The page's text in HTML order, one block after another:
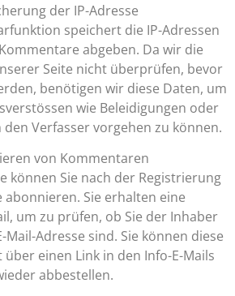
der IP-Adresse
speichert die IP-Adressen
abgeben. Da wir die
Seite nicht überprüfen, bevor
benötigen wir diese Daten, um
wie Beleidigungen oder
den Verfasser vorgehen zu können.
von Kommentaren
können Sie nach der Registrierung
abonnieren. Sie erhalten eine
um zu prüfen, ob Sie der Inhaber
Mail-Adresse sind. Sie können diese
einen Link in den Info-E-Mails
abbestellen.